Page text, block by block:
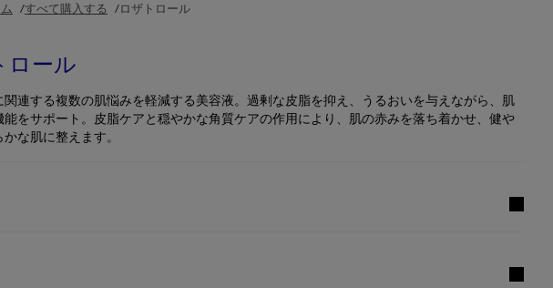
すべて購入する ロザトロール
ロール
関連する複数の肌悩みを軽減する美容液。過剰な皮脂を抑え、うるおいを与えながら、肌
能をサポート。皮脂ケアと穏やかな角質ケアの作用により、肌の赤みを落ち着かせ、健や
な肌に整えます。